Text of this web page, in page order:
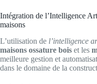
Intégration de l’Intelligence
maisons
L’utilisation de l’intelligence
maisons ossature bois et les
meilleure gestion et
dans le domaine de la